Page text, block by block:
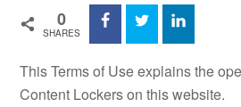
0
SHARES
This Terms of Use explains the
Content Lockers on this website.